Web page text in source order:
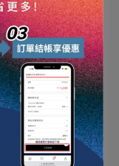
：
表面有足夠的潤
液或是我們的脫
上滑動磁土，避
局部磨損。
檢查磁土的清